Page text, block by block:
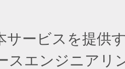
ービスを提供
スエンジニアリ